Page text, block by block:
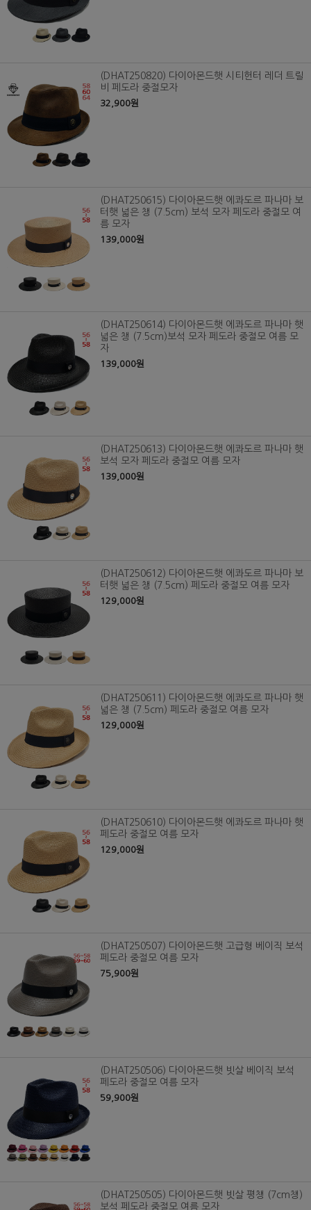
(DHAT250820) 다이아몬드햇 시티헌터 레더 트릴
비 페도라 중절모자
32,900원
(DHAT250615) 다이아몬드햇 에콰도르 파나마 보
터햇 넓은 챙 (7.5cm) 보석 모자 페도라 중절모 여
름 모자
139,000원
(DHAT250614) 다이아몬드햇 에콰도르 파나마 햇
넓은 챙 (7.5cm)보석 모자 페도라 중절모 여름 모
자
139,000원
(DHAT250613) 다이아몬드햇 에콰도르 파나마 햇
보석 모자 페도라 중절모 여름 모자
139,000원
(DHAT250612) 다이아몬드햇 에콰도르 파나마 보
터햇 넓은 챙 (7.5cm) 페도라 중절모 여름 모자
129,000원
(DHAT250611) 다이아몬드햇 에콰도르 파나마 햇
넓은 챙 (7.5cm) 페도라 중절모 여름 모자
129,000원
(DHAT250610) 다이아몬드햇 에콰도르 파나마 햇
페도라 중절모 여름 모자
129,000원
(DHAT250507) 다이아몬드햇 고급형 베이직 보석
페도라 중절모 여름 모자
75,900원
(DHAT250506) 다이아몬드햇 빗살 베이직 보석
페도라 중절모 여름 모자
59,900원
(DHAT250505) 다이아몬드햇 빗살 평챙 (7cm챙)
보석 페도라 중절모 여름 모자